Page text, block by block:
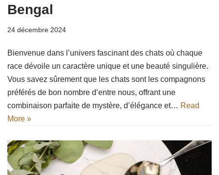
Bengal
24 décembre 2024
Bienvenue dans l’univers fascinant des chats où chaque
race dévoile un caractère unique et une beauté singulière.
Vous savez sûrement que les chats sont les compagnons
préférés de bon nombre d’entre nous, offrant une
combinaison parfaite de mystère, d’élégance et… Read
More »